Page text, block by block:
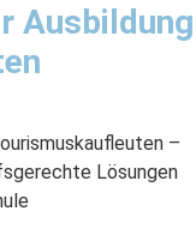
Ausbildung
–
Lösungen